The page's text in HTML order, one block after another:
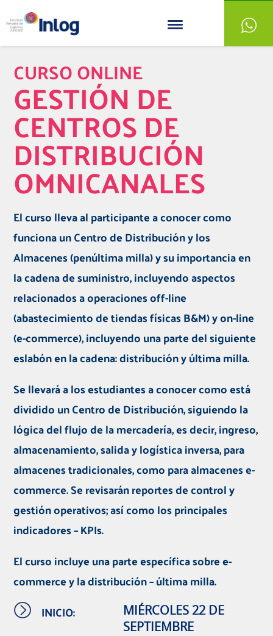
CURSO ONLINE
GESTIÓN DE
CENTROS DE
DISTRIBUCIÓN
OMNICANALES
El curso lleva al participante a conocer como
funciona un Centro de Distribución y los
Almacenes (penúltima milla) y su importancia en
la cadena de suministro, incluyendo aspectos
relacionados a operaciones off-line
(abastecimiento de tiendas físicas B&M) y on-line
(e-commerce), incluyendo una parte del siguiente
eslabón en la cadena: distribución y última milla.
Se llevará a los estudiantes a conocer como está
dividido un Centro de Distribución, siguiendo la
lógica del flujo de la mercadería, es decir, ingreso,
almacenamiento, salida y logística inversa, para
almacenes tradicionales, como para almacenes e-
commerce.Se revisarán reportes de control y
gestión operativos; así como los principales
indicadores – KPIs.
El curso incluye una parte específica sobre e-
commerce y la distribución – última milla.
INICIO:
MIÉRCOLES 22 DE
SEPTIEMBRE